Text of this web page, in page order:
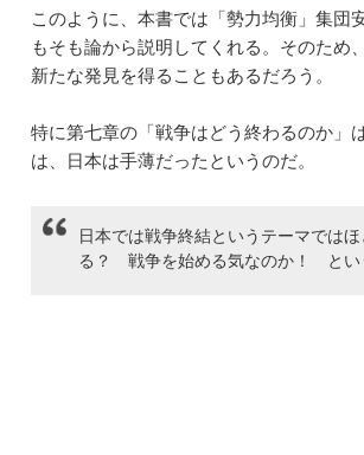
このように、本書では「勢力均衡」集団
もそも論から説明してくれる。そのため
新たな発見を得ることもあるだろう。
特に第七章の「戦争はどう終わるのか」
は、日本は手薄だったというのだ。
日本では戦争終結というテーマでは
る？ 戦争を始める気なのか！ とい